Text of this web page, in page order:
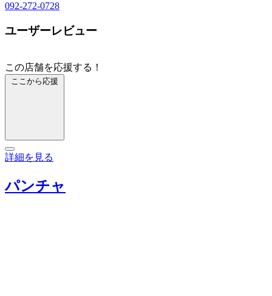
092-272-0728
ユーザーレビュー
この店舗を応援する！
ここから応援
詳細を見る
パンチャ